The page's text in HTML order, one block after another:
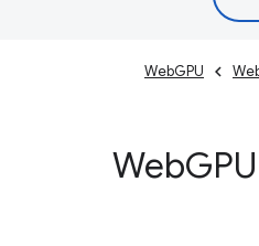
WebGPU
GPU